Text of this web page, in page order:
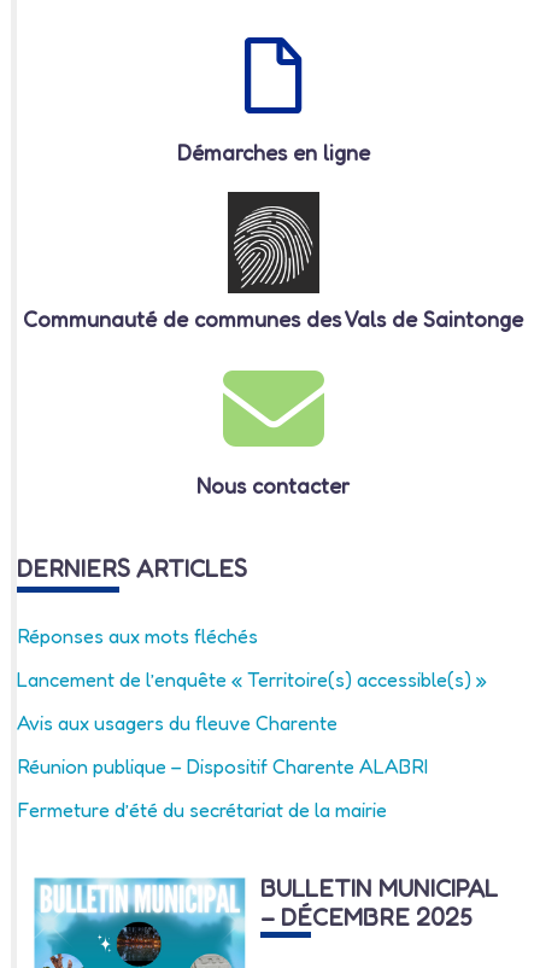
Démarches en ligne
Communauté de communes des Vals de Saintonge
Nous contacter
DERNIERS ARTICLES
Réponses aux mots fléchés
Lancement de l’enquête « Territoire(s) accessible(s) »
Avis aux usagers du fleuve Charente
Réunion publique – Dispositif Charente ALABRI
Fermeture d’été du secrétariat de la mairie
BULLETIN MUNICIPAL
– DÉCEMBRE 2025